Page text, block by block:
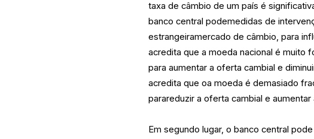
taxa de câmbio de um país é
banco central podemedidas de
estrangeiramercado de câmbio, para
acredita que a moeda nacional é muito
para aumentar a oferta cambial e
acredita que oa moeda é demasiado
parareduzir a oferta cambial e
Em segundo lugar, o banco central